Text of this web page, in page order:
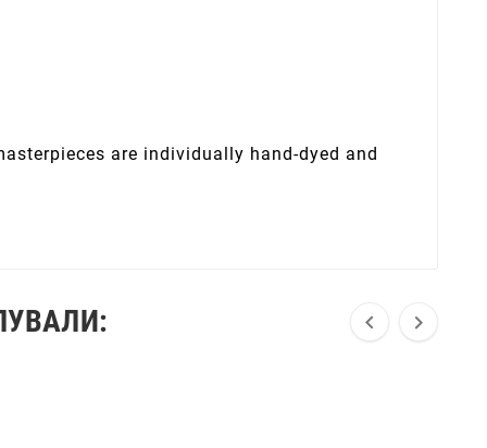
are individually hand-dyed and
 